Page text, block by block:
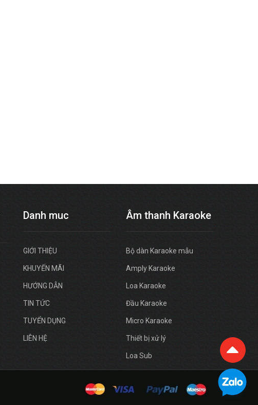
Danh muc
GIỚI THIỆU
KHUYẾN MÃI
HƯỚNG DẪN
TIN TỨC
TUYỂN DỤNG
LIÊN HỆ
Âm thanh Karaoke
Bộ dàn Karaoke mẫu
Amply Karaoke
Loa Karaoke
Đầu Karaoke
Micro Karaoke
Thiết bị xử lý
Loa Sub